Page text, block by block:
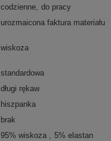
codzienne do pracy
urozmaicona faktura materiału
wiskoza
standardowa
długi rękaw
hiszpanka
brak
95% wiskoza 5% elastan